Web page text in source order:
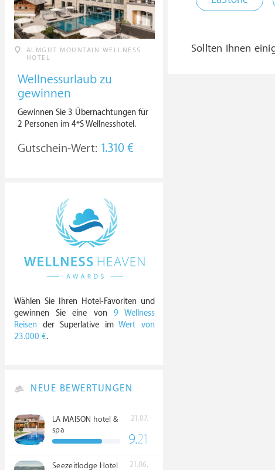
Sollten Ihnen
ALMGUT MOUNTAIN WELLNESS
HOTEL
Wellnessurlaub zu
gewinnen
Gewinnen Sie 3 Übernachtungen für
2 Personen im 4*S Wellnesshotel.
Gutschein-Wert: 1.310 €
Wählen Sie Ihren Hotel-Favoriten und
gewinnen Sie eine von 9 Wellness
Reisen der Superlative imWert von
23.000 €.
NEUE BEWERTUNGEN
LA MAISON hotel &
spa
21.07.
9.21
Seezeitlodge Hotel
21.06.